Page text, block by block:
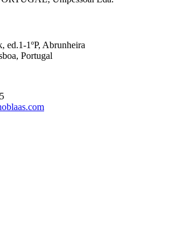
ed.1-1ºP, Abrunheira
Portugal